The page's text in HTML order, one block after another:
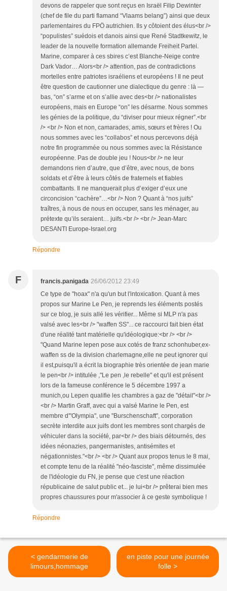
devons de rappeler que sont reçus en Israël Filip Dewinter
(chef de file du parti flamand “Vlaams belang”) ainsi que deux
parlementaires du FPÖ autrichien. Ils y côtoient des élus<br />
“populistes” suédois et danois ainsi que René Stadtkewitz, le
leader de la nouvelle formation allemande Freiheit Partei.
Marine, comparer à ces sbires c’est Blanche-Neige contre
Dark Vador… Alors<br /> attention, pas de contradictions
mortelles entre patriotes israéliens et européens ! Il ne peut
être question de cautionner une dialectique du genre : là —
bas, “on” s’arme et on s’allie avec des<br /> nationalistes
européens, mais en Europe “on” les désarme. Nous sommes
les génies de la politique, du “diviser pour mieux régner”.<br
/> <br /> Non et non, camarades, amis, sœurs et frères ! Ou
nous sommes avec les “collabos” et nous percevons déjà
notre fin programmée ou nous sommes avec la Résistance
européenne. Pas de double jeu ! Nous<br /> ne leur
demandons rien d’autre, que d’être, avec nous, de bons
soldats et d’être à leurs côtés de fraternels et fiables
combattants. Il ne manquerait plus d’exiger d’eux une
circoncision “cachère”…<br /> Non ? Quant à “nos juifs”
traîtres, à nous de nous en occuper, sans les ménager, au
prétexte qu’ils seraient… juifs.<br /> <br /> Jean-Marc
DESANTI Europe-Israel.org
Répondre
F francis.panigada 26/06/2012 23:49
Ce type de "hoax" n'a qu'un but l'intoxication. Quant à mes
propos sur Marine Le Pen, je reprends les éléments postés
sur ce blog, je suis allé les vérifier... Même si MLP n'a pas
valsé avec les<br /> "waffen SS"... ce raccourci fait bien état
d'une réalité tant matérielle qu'idéologique:<br /> <br />
"Quand Marine lepen pose aux cotés de franz schonhuber,ex-
waffen ss de la division charlemagne,elle ne peut ignorer qui
il est,puisqu'il a écrit la biographie très orientée de jean marie
le pen<br /> intitulée ,"Le pen ,le rebelle" et qu'il est présent
lors de la fameuse conférence le 5 décembre 1997 a
munich,ou Lepen qualifie les chambres a gaz de "détail"<br />
<br /> Martin Graff, avec qui a valsé Marine le Pen, est
membre d'"Olympia", une "Burschenschaft", corporation
secrète interdite aux juifs dont les membres sont chargés de
véhiculer dans la société, par<br /> des biais détournés, des
idées néonazies, pangermanistes, antisémites et
négationnistes."<br /> <br /> Quant aux propos tenus le 8 mai,
et compte tenu de la réalité "néo-fasciste", même dissimulée
de l'idéologie du FN, je pense que c'est une réaction
républicaine de salut public et... je lui<br /> prêterai bien mes
propres chaussures pour m'associer à ce geste symbolique !
Répondre
< gendarmerie de
limours,hommage
en piste pour une journée
folle >